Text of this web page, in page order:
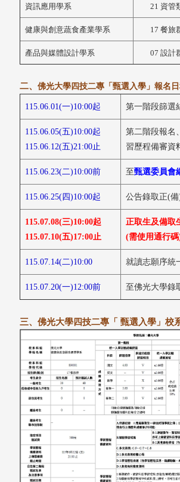
資訊應用學系 21 資管
健康與創意蔬食產業學系 17 餐旅
產品與媒體設計學系 07 設計
二、 佛光大學四技二專「甄選入學」報名日
115.06.01(一)10:00起 第一階段篩選
115.06.05(五)10:00起
115.06.12(五)21:00止
第二階段報名
習歷程備審資
115.06.23(二)10:00前 至甄選委員會
115.06.25(四)10:00起 公告錄取正(
115.07.08(三)10:00起
115.07.10(五)17:00止
正取生及備取
(需使用通行碼
115.07.14(二)10:00 就讀志願序統
115.07.20(一)12:00前 至佛光大學錄
三、佛光大學四技二專「 甄選入學」校